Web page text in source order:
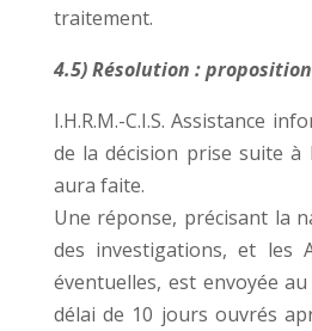
traitement.
4.5) Résolution :
I.H.R.M.-C.I.S. Assistance
de la décision prise suite à
aura faite.
Une réponse, précisant la
des investigations, et les
éventuelles, est envoyée
délai de 10 jours ouvrés